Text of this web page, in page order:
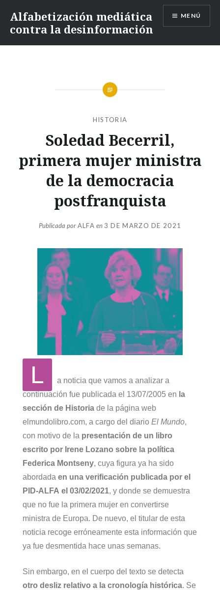
Alfabetización mediática
contra la desinformación
MENÚ
HISTORIA
Soledad Becerril,
primera mujer ministra
de la democracia
postfranquista
Publicada porALFA en 3 DE MARZO DE 2021
L
a noticia que vamos a analizar a
continuación fue publicada el 13/07/2005 en la
sección de Historiade la página web
elmundolibro.com, a cargo del diario El Mundo,
con motivo de la presentación de un libro
escrito por Irene Lozano sobre la política
Federica Montseny, cuya figura ya ha sido
abordada en una verificación publicada por el
PID-ALFA el 03/02/2021, y donde se demuestra
que no fue la primera mujer en convertirse
ministra de Europa. De nuevo, el titular de esta
noticia recoge erróneamente esta información que
ya fue desmentida hace unas semanas.
Sin embargo, en el cuerpo del texto se detecta
otro desliz relativo a la cronología histórica. Se